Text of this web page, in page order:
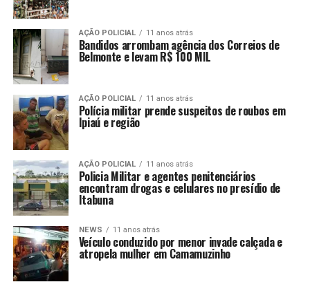
AÇÃO POLICIAL 11 anos atrás
Bandidos arrombam agência dos Correios de
Belmonte e levam R$ 100 MIL
AÇÃO POLICIAL 11 anos atrás
Polícia militar prende suspeitos de roubos em
Ipiaú e região
AÇÃO POLICIAL 11 anos atrás
Policia Militar e agentes penitenciários
encontram drogas e celulares no presídio de
Itabuna
NEWS 11 anos atrás
Veículo conduzido por menor invade calçada e
atropela mulher em Camamuzinho